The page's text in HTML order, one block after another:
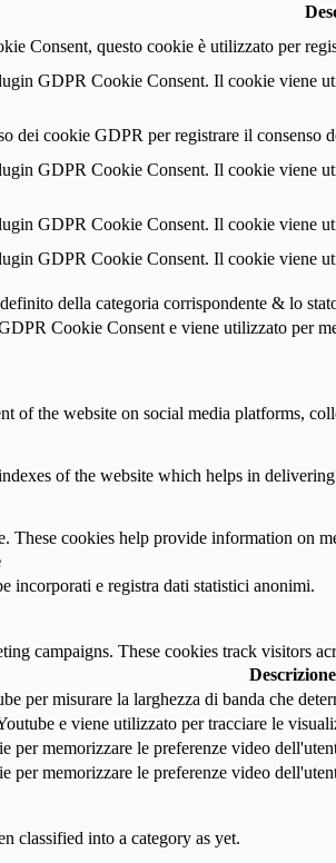
Consent, questo cookie è utilizzato per
GDPR Cookie Consent. Il cookie viene
dei cookie GDPR per registrare il consenso
GDPR Cookie Consent. Il cookie viene
GDPR Cookie Consent. Il cookie viene
GDPR Cookie Consent. Il cookie viene
della categoria corrispondente & lo
Cookie Consent e viene utilizzato per
the website on social media platforms,
of the website which helps in
cookies help provide information on
incorporati e registra dati statistici anonimi.
campaigns. These cookies track visitors
Descrizione
per misurare la larghezza di banda che
e viene utilizzato per tracciare le
per memorizzare le preferenze video
per memorizzare le preferenze video
classified into a category as yet.